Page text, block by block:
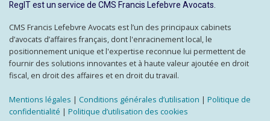
RegIT est un service de CMS Francis Lefebvre Avocats.
CMS Francis Lefebvre Avocats est l’un des principaux cabinets
d’avocats d’affaires français, dont l'enracinement local, le
positionnement unique et l'expertise reconnue lui permettent de
fournir des solutions innovantes et à haute valeur ajoutée en droit
fiscal, en droit des affaires et en droit du travail.
Mentions légales | Conditions générales d’utilisation | Politique de
confidentialité | Politique d’utilisation des cookies